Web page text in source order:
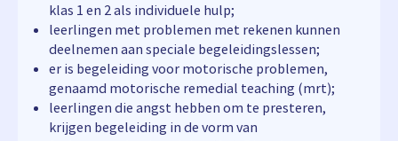
klas 1 en 2 als individuele hulp;
leerlingen met problemen met rekenen kunnen
deelnemen aan speciale begeleidingslessen;
er is begeleiding voor motorische problemen,
genaamd motorische remedial teaching (mrt);
leerlingen die angst hebben om te presteren,
krijgen begeleiding in de vorm van